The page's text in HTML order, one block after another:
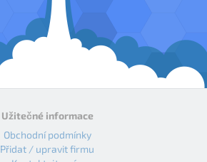
Užitečné informace
Obchodní podmínky
Přidat / upravit firmu